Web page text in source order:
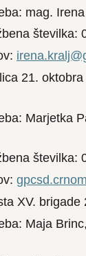
mag.
številka:
21.
Marjetka
številka:
XV. brigade
Maja